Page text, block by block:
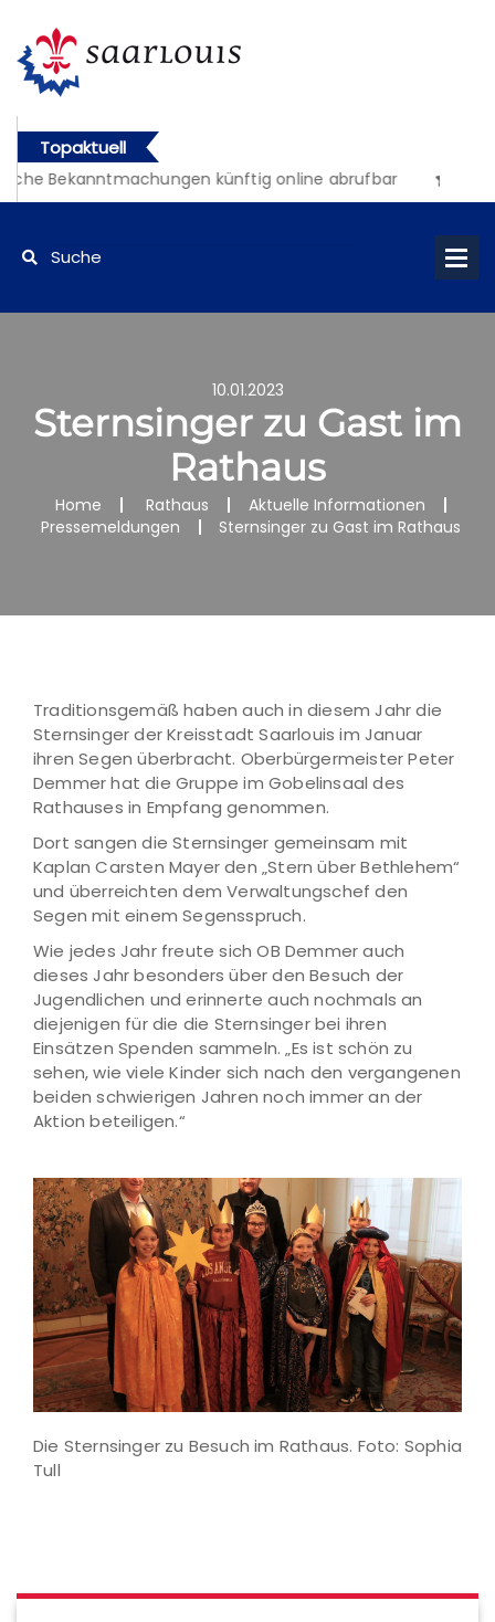
Topaktuell
Bekanntmachungen künftig online abrufbar
10.01.2023
Sternsinger zu Gast im
Rathaus
Home Rathaus
Aktuelle Informationen
Pressemeldungen
Sternsinger zu Gast im Rathaus
Traditionsgemäß haben auch in diesem Jahr die
Sternsinger der Kreisstadt Saarlouis im Januar
ihren Segen überbracht. Oberbürgermeister Peter
Demmer hat die Gruppe im Gobelinsaal des
Rathauses in Empfang genommen.
Dort sangen die Sternsinger gemeinsam mit
Kaplan Carsten Mayer den „Stern über Bethlehem“
und überreichten dem Verwaltungschef den
Segen mit einem Segensspruch.
Wie jedes Jahr freute sich OB Demmer auch
dieses Jahr besonders über den Besuch der
Jugendlichen und erinnerte auch nochmals an
diejenigen für die die Sternsinger bei ihren
Einsätzen Spenden sammeln. „Es ist schön zu
sehen, wie viele Kinder sich nach den vergangenen
beiden schwierigen Jahren noch immer an der
Aktion beteiligen.“
Die Sternsinger zu Besuch im Rathaus. Foto: Sophia
Tull